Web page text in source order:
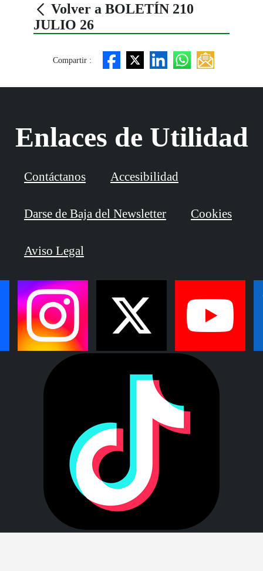
Volver a BOLETÍN 210
JULIO 26
Compartir :
Enlaces de Utilidad
Contáctanos Accesibilidad
Darse de Baja del Newsletter Cookies
Aviso Legal